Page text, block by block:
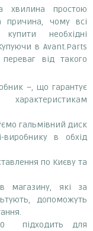
хвилина простою
причина, чому всі
необхідні
в Avant.Parts
від такого
–, що гарантує
характеристикам
гальмівний диск
виробнику в обхід
по Києву та
магазину, які за
допоможуть
підходить для